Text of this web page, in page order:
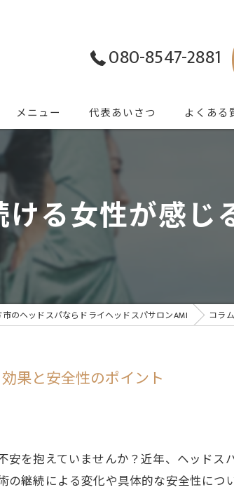
080-8547-2881
メニュー 代表あいさつ よくある
る女性が感じ
のヘッドスパならドライヘッドスパサロンAMI コラム
果と安全性のポイント
を抱えていませんか？近年、ヘッド
継続による変化や具体的な安全性に